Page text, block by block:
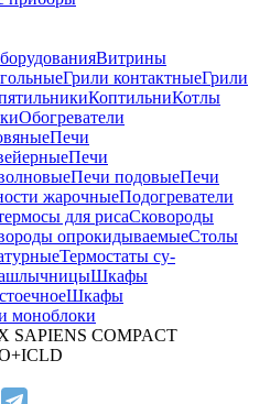
Витрины
Грили контактныеГрили
КоптильниКотлы
Обогреватели
Печи
Печи
Печи подовыеПечи
жарочныеПодогреватели
для рисаСковороды
опрокидываемыеСтолы
Термостаты су-
Шкафы
Шкафы
моноблоки
SAPIENS COMPACT